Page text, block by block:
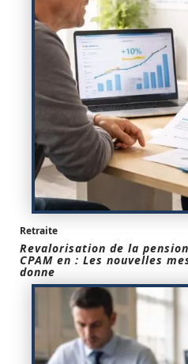
Retraite
Revalorisation de la
CPAM en : Les nouvelles
donne